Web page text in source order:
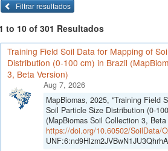
Filtrar resultados
to 10 of 301 Resultados
Training Field Soil Data for Mapping of
Distribution (0-100 cm) in Brazil
3, Beta Version)
Aug 7, 2026
MapBiomas, 2025, "Training Field
Soil Particle Size Distribution (0-
(MapBiomas Soil Collection 3, Beta
https://doi.org/10.60502/SoilData/